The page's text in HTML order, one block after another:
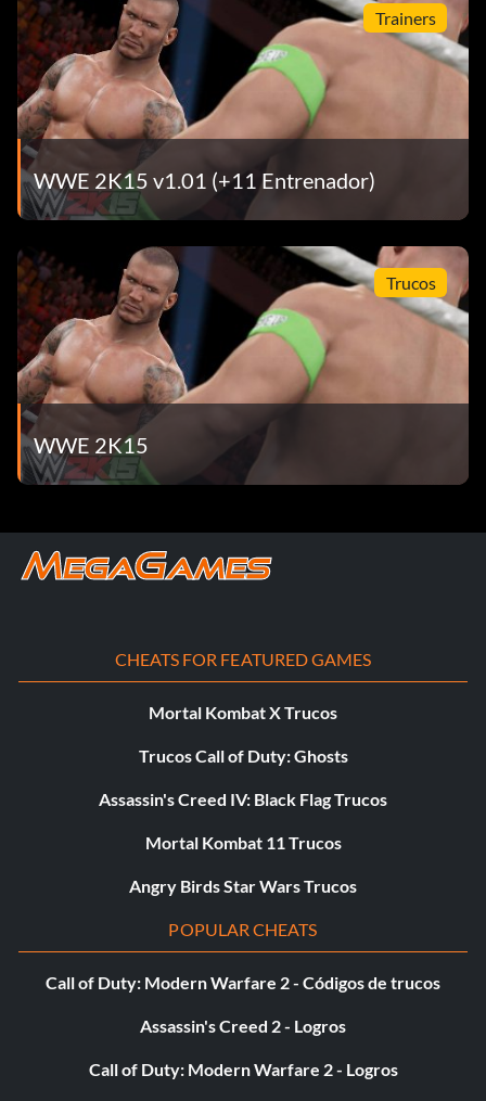
Verdadero campeón (20 puntos) 2K Showcase: completa
“Hustle, Loyalty, Disrespect”.
Veterano desconocido (30 puntos): Gana 10 veces con una
superestrella personalizada.
Warlords (20 puntos) WWE Universe: juega y gana el
veces. (Modo individual)
¡Tenemos un nuevo campeón! (30 puntos) MyCAREER:
gana el Campeonato de la WWE.
¡Qué desesperado estás! (15 puntos) Gana un combate
utilizando una llave de desesperación. (Partida individual)
Varios luchadores
Completa la tarea indicada para desbloquear al luchador
correspondiente.
Adrian Neville: Completa el capítulo de Adrian Neville y
Bo Dallas: Completa el capítulo de Bo Dallas y sus
Corey Graves: Completa el capítulo de Corey Graves y
Sami Zayn: Completa el capítulo y los objetivos de Sami
Trainers
WWE 2K15 v1.01 (+11 Entrenador)
Trucos
WWE 2K15
CHEATS FOR FEATURED GAMES
Mortal Kombat X Trucos
Trucos Call of Duty: Ghosts
Assassin's Creed IV: Black Flag Trucos
Mortal Kombat 11 Trucos
Angry Birds Star Wars Trucos
POPULAR CHEATS
Call of Duty: Modern Warfare 2 - Códigos de trucos
Assassin's Creed 2 - Logros
Call of Duty: Modern Warfare 2 - Logros